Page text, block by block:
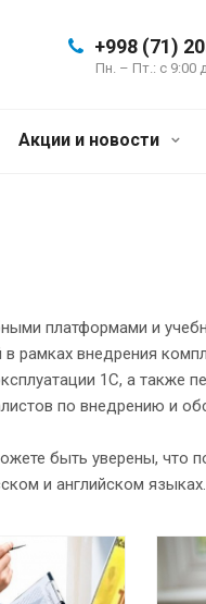
+998 (71)
Пн. – Пт.: с 9:00
Акции и новости
платформами и
рамках внедрения
1С, а также
по внедрению и
быть уверены, что
и английском языках.